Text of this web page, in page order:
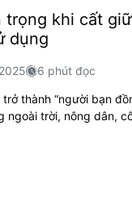
trọng khi cất
dụng
6 phút đọc
thành “người bạn
ngoài trời, nông dân,